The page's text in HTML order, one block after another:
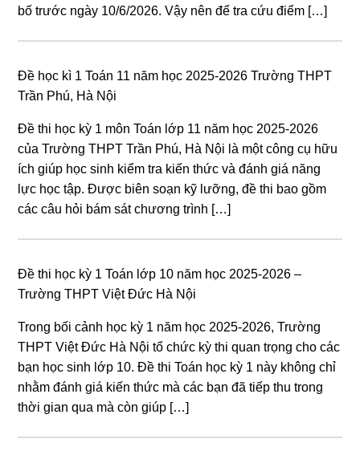
bố trước ngày 10/6/2026. Vậy nên để tra cứu điểm […]
Đề học kì 1 Toán 11 năm học 2025-2026 Trường THPT
Trần Phú, Hà Nội
Đề thi học kỳ 1 môn Toán lớp 11 năm học 2025-2026
của Trường THPT Trần Phú, Hà Nội là một công cụ hữu
ích giúp học sinh kiểm tra kiến thức và đánh giá năng
lực học tập. Được biên soạn kỹ lưỡng, đề thi bao gồm
các câu hỏi bám sát chương trình […]
Đề thi học kỳ 1 Toán lớp 10 năm học 2025-2026 –
Trường THPT Việt Đức Hà Nội
Trong bối cảnh học kỳ 1 năm học 2025-2026, Trường
THPT Việt Đức Hà Nội tổ chức kỳ thi quan trọng cho các
bạn học sinh lớp 10. Đề thi Toán học kỳ 1 này không chỉ
nhằm đánh giá kiến thức mà các bạn đã tiếp thu trong
thời gian qua mà còn giúp […]